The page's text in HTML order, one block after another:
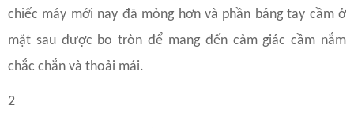
chiếc máy mới nay đã mỏng hơn và phần báng tay cầm ở
mặt sau được bo tròn để mang đến cảm giác cầm nắm
chắc chắn và thoải mái.
2